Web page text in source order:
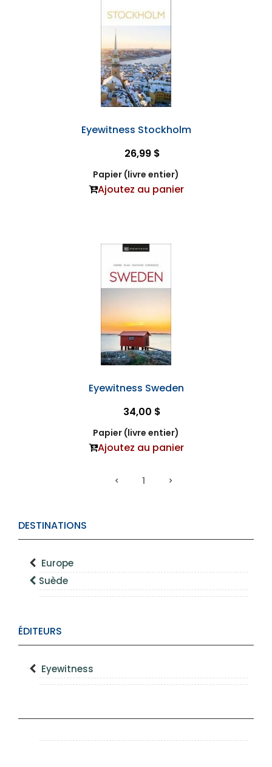
DESTINATIONS
Europe
Suède
ÉDITEURS
Eyewitness
Eyewitness Stockholm
26,99 $
Papier (livre entier)
Ajoutez au panier
Eyewitness Sweden
34,00 $
Papier (livre entier)
Ajoutez au panier
1